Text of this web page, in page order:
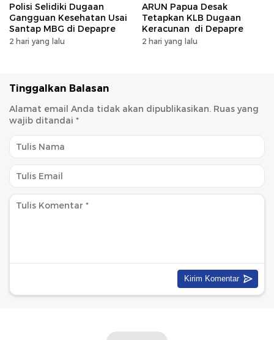
Polisi Selidiki Dugaan
Gangguan Kesehatan Usai
Santap MBG di Depapre
2 hari yang lalu
ARUN Papua Desak
Tetapkan KLB Dugaan
Keracunan di Depapre
2 hari yang lalu
Tinggalkan Balasan
Alamat email Anda tidak akan dipublikasikan. Ruas yang
wajib ditandai *